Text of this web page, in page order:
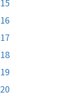
16
17
18
19
20